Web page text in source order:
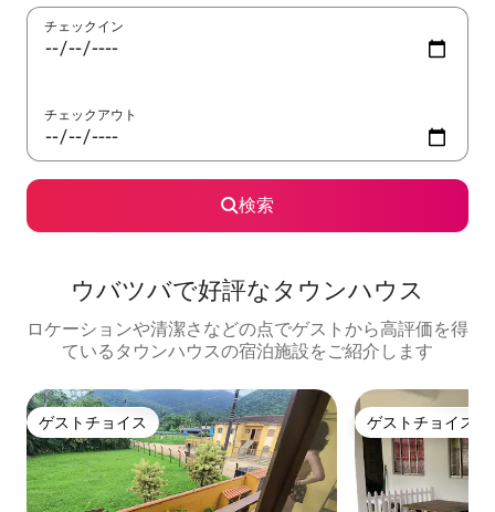
チェックイン
チェックアウト
検索
ウバツバで好評なタウンハウス
ロケーションや清潔さなどの点でゲストから高評価を得
ているタウンハウスの宿泊施設をご紹介します
ゲストチョイス
ゲストチョイス ゲストチョイス
ゲストチョイス